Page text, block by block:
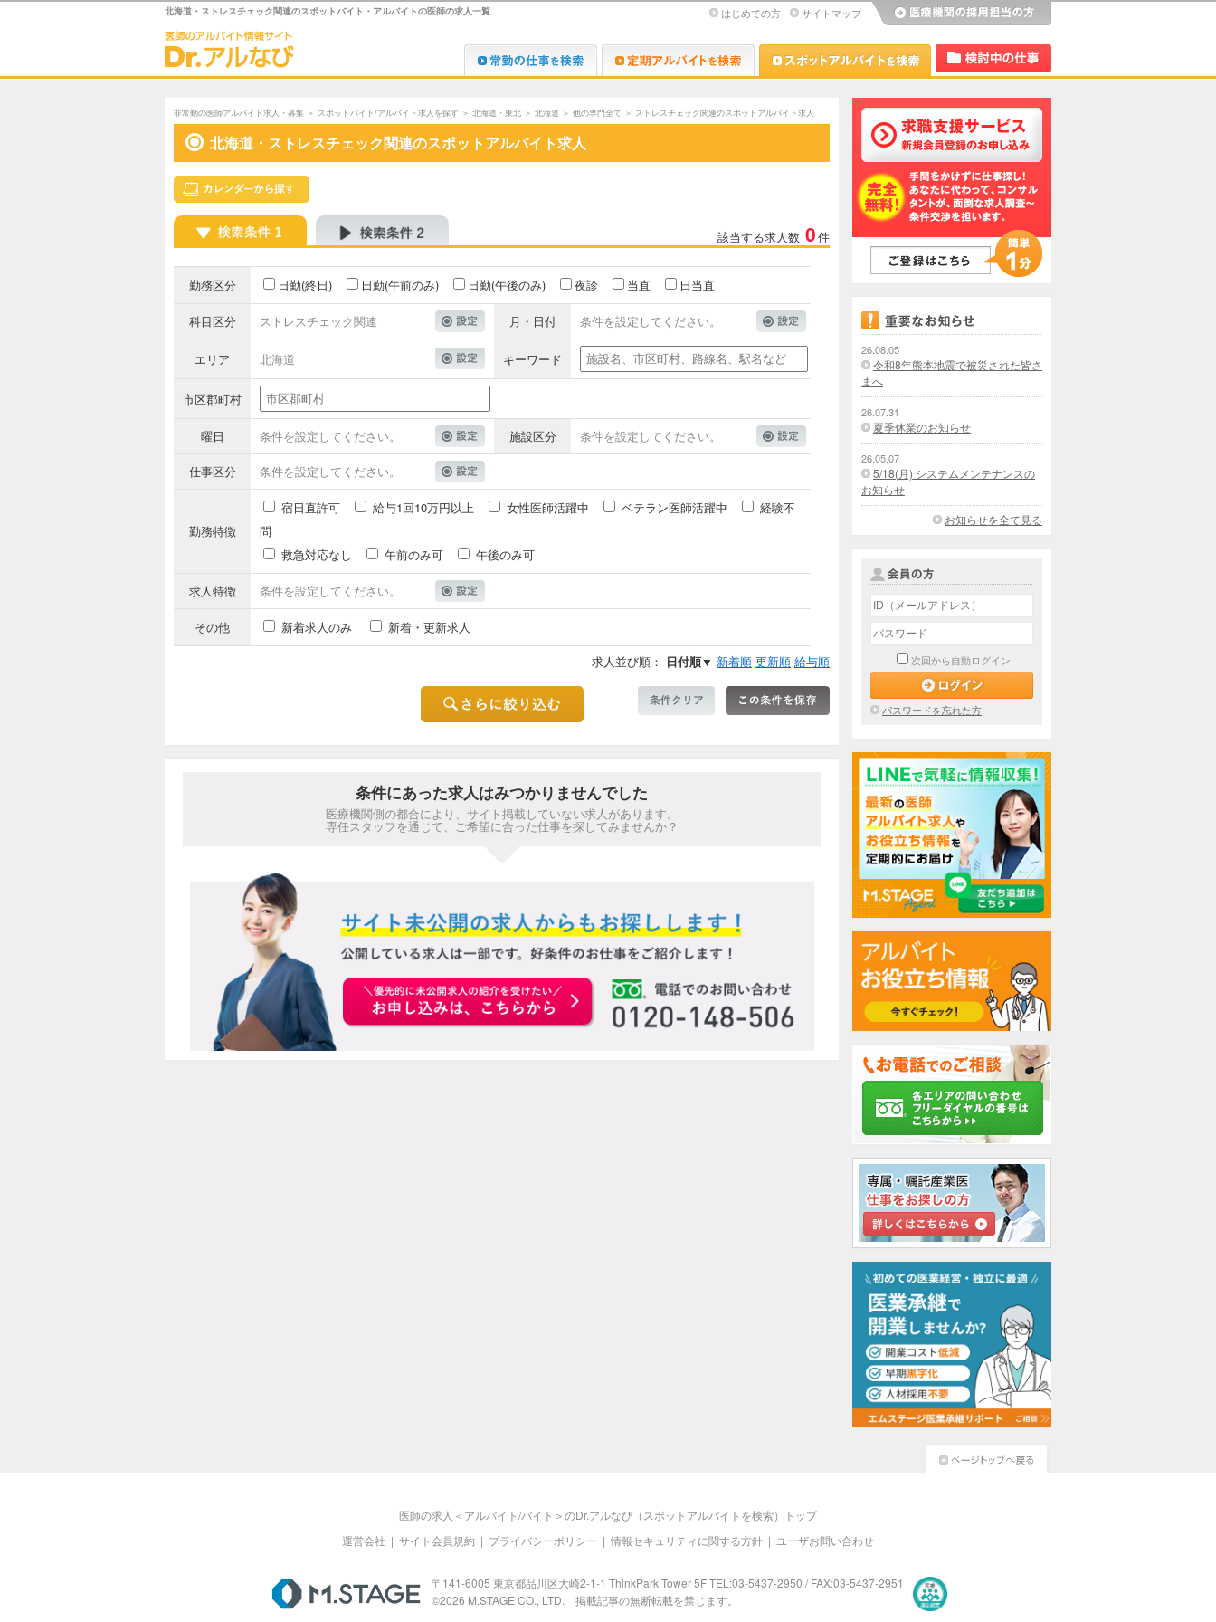
北海道・ストレスチェック関連のスポットバイト・アルバイトの医師の求人一覧 はじめての方 サイトマップ
Dr.転職なび Dr.アルなび Dr.アルなび
非常勤の医師アルバイト求人・募集 ＞ スポットバイト/アルバイト求人を探す ＞ 北海道・東北 ＞ 北海道 ＞ 他の専門全て ＞ ストレスチェック関連のスポットアルバイト求人
北海道・ストレスチェック関連のスポットアルバイト求人
該当する求人数 0件
勤務区分 日勤(終日) 日勤(午前のみ) 日勤(午後のみ) 夜診 当直 日当直
科目区分 ストレスチェック関連 月・日付 条件を設定してください。
エリア 北海道 キーワード
市区郡町村
曜日 条件を設定してください。 施設区分 条件を設定してください。
仕事区分 条件を設定してください。
勤務特徴
宿日直許可 給与1回10万円以上 女性医師活躍中 ベテラン医師活躍中
経験不
問
救急対応なし
午前のみ可 午後のみ可
求人特徴 条件を設定してください。
その他 新着求人のみ
新着・更新求人
求人並び順： 日付順▼ 新着順 更新順 給与順
条件にあった求人はみつかりませんでした
医療機関側の都合により、サイト掲載していない求人があります。
専任スタッフを通じて、ご希望に合った仕事を探してみませんか？
お申込みはこちらから
26.08.05
令和8年熊本地震で被災された皆さ
まへ
26.07.31
夏季休業のお知らせ
26.05.07
5/18(月) システムメンテナンスの
お知らせ
お知らせを全て見る
次回から自動ログイン
パスワードを忘れた方
医師の求人＜アルバイト/バイト＞のDr.アルなび（スポットアルバイトを検索）トップ
運営会社 | サイト会員規約 | プライバシーポリシー | 情報セキュリティに関する方針 | ユーザお問い合わせ
M.STAGE
〒141-6005 東京都品川区大崎2-1-1 ThinkPark Tower 5F TEL:03-5437-2950 / FAX:03-5437-2951
©2026 M.STAGE CO., LTD. 掲載記事の無断転載を禁じます。